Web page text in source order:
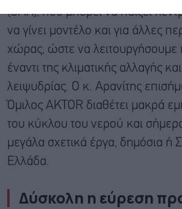
(ΟΑΚ), που μπορεί να παίξει
να γίνει μοντέλο και για άλλες
χώρας, ώστε να λειτουργήσουμε
έναντι της κλιματικής αλλαγής
λειψυδρίας. Ο κ. Αρανίτης
Όμιλος AKTOR διαθέτει μακρά
του κύκλου του νερού και
μεγάλα σχετικά έργα, δημόσια ή
Ελλάδα.
Δύσκολη η εύρεση